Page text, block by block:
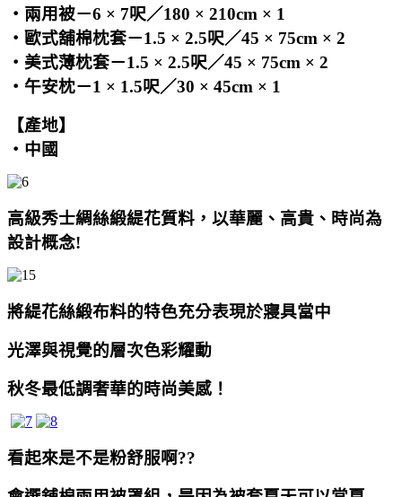
‧兩用被－6 × 7呎／180 × 210cm × 1
‧歐式舖棉枕套－1.5 × 2.5呎／45 × 75cm × 2
‧美式薄枕套－1.5 × 2.5呎／45 × 75cm × 2
‧午安枕－1 × 1.5呎／30 × 45cm × 1
【產地】
‧中國
高級秀士綢絲緞緹花質料，以華麗、高貴、時尚為
設計概念!
將緹花絲緞布料的特色充分表現於寢具當中
光澤與視覺的層次色彩耀動
秋冬最低調奢華的時尚美感！
看起來是不是粉舒服啊??